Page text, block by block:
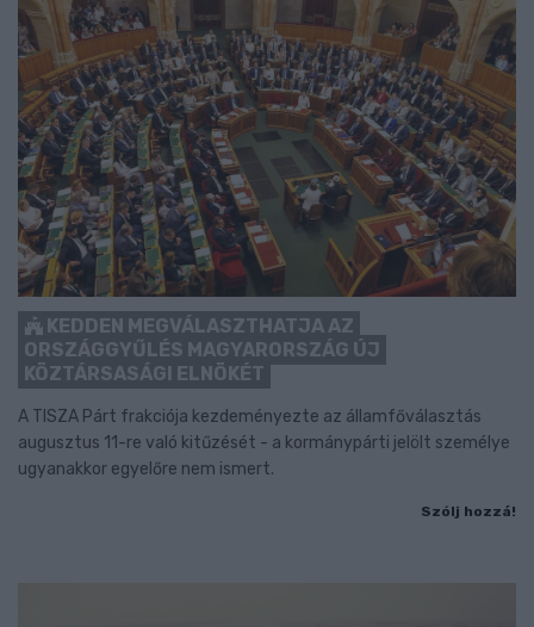
KEDDEN MEGVÁLASZTHATJA AZ
ORSZÁGGYŰLÉS MAGYARORSZÁG ÚJ
KÖZTÁRSASÁGI ELNÖKÉT
A TISZA Párt frakciója kezdeményezte az államfőválasztás
augusztus 11-re való kitűzését - a kormánypárti jelölt személye
ugyanakkor egyelőre nem ismert.
Szólj hozzá!